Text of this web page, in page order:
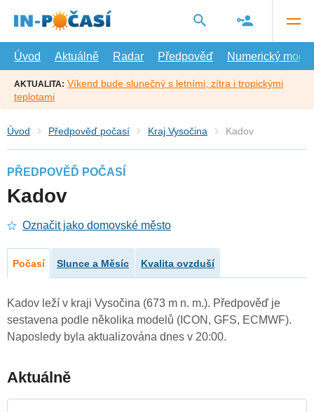
hlavní
Úvod
Aktuálně Radar Předpověď Numerický model
AKTUALITA: Víkend bude slunečný s letními, zítra i tropickými
teplotami
Úvod Předpověď počasí Kraj Vysočina Kadov
PŘEDPOVĚĎ POČASÍ
Kadov
Označit jako domovské město
Počasí Slunce a Měsíc Kvalita ovzduší
Kadov leží v kraji Vysočina (673 m n. m.). Předpověď je
sestavena podle několika modelů (ICON, GFS, ECMWF).
Naposledy byla aktualizována dnes v 20:00.
Aktuálně